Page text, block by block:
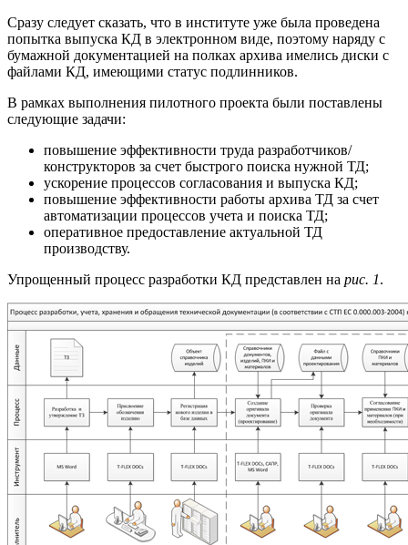
Сразу следует сказать, что в институте уже была проведена
попытка выпуска КД в электронном виде, поэтому наряду с
бумажной документацией на полках архива имелись диски с
файлами КД, имеющими статус подлинников.
В рамках выполнения пилотного проекта были поставлены
следующие задачи:
повышение эффективности труда разработчиков/
конструкторов за счет быстрого поиска нужной ТД;
ускорение процессов согласования и выпуска КД;
повышение эффективности работы архива ТД за счет
автоматизации процессов учета и поиска ТД;
оперативное предоставление актуальной ТД
производству.
Упрощенный процесс разработки КД представлен на рис. 1.